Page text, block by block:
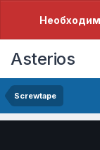
Asterios
Screwtape